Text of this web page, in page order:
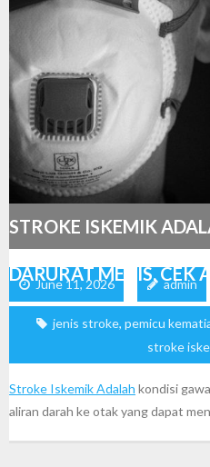
STROKE ISKEMIK
DARURAT MEDIS, CEK
June 11, 2026 admin
jenis stroke, pemicu
stroke
Stroke Iskemik Adalah kondisi
aliran darah ke otak yang dapat